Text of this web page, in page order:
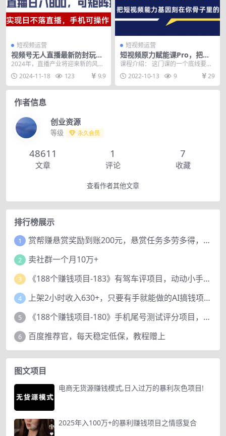
短视频运营
视频号无人直播最新防封玩
法，实现日不落直播，手机可
2024年，直播产业将迎来新的风
口，其中无人直播将成为一个备受
瞩目的趋势。随着科...
2024-11-18 123 9.9
短视频运营
短视频原力赋能课Pro，把短
视频能力基因刻在你骨子里的
课程介绍： 这门课的一个底线要
求，就是希望通过这门课完整学习
和消化的人才，是市场...
2022-10-13 9 29
作者信息
创业资源
等级 永久会员
48611
文章
1
评论
7
收藏
查看作者其他文章
排行榜展示
1 赏帮赚悬赏奖励到账200元，悬赏任务多劳多得，人人可做。
2 卖社群一个月10万+
3 《188个赚钱项目-183》有驾车评项目，动动小手，复制粘贴赚44元！
4 上架2小时收入630+，只要有手就能做的AI搞钱项目，奶奶看完都能学会!
5 《188个赚钱项目-180》手机尾号测试评分项目，短视频直播日赚200+
6 百度推荐官，每天稳定低保，教程赠上
图文项目
电商无货源赚钱模式,日入过万的暴利灰色项目!
2025年入100万+的暴利赚钱项目之情感复合